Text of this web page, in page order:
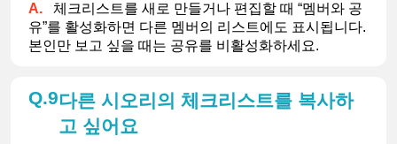
체크리스트를 새로 만들거나 편집할 때 “멤버와 공
유”를 활성화하면 다른 멤버의 리스트에도 표시됩니다.
본인만 보고 싶을 때는 공유를 비활성화하세요.
9다른 시오리의 체크리스트를 복사하
고 싶어요